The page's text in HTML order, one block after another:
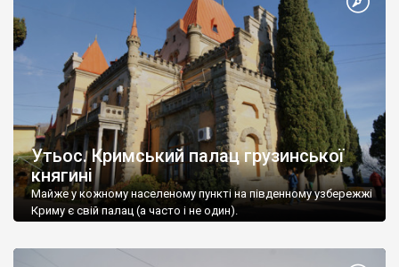
Утьос. Кримський палац грузинської
княгині
Майже у кожному населеному пункті на південному узбережжі
Криму є свій палац (а часто і не один).